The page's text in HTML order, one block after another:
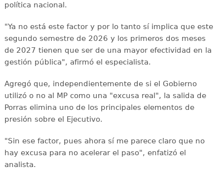
política nacional.
"Ya no está este factor y por lo tanto sí implica que este
segundo semestre de 2026 y los primeros dos meses
de 2027 tienen que ser de una mayor efectividad en la
gestión pública", afirmó el especialista.
Agregó que, independientemente de si el Gobierno
utilizó o no al MP como una "excusa real", la salida de
Porras elimina uno de los principales elementos de
presión sobre el Ejecutivo.
"Sin ese factor, pues ahora sí me parece claro que no
hay excusa para no acelerar el paso", enfatizó el
analista.